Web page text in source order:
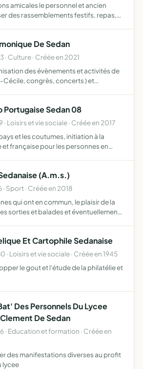
amicales le personnel et ancien
des rassemblements festifs, repas,
De Sedan
Culture · Créée en 2021
des évènements et activités de
Cécile, congrès, concerts ) et
Portugaise Sedan 08
Loisirs et vie sociale · Créée en 2017
et les coutumes, initiation à la
française pour les personnes en
(A.m.s.)
Sport · Créée en 2018
qui ont en commun, le plaisir de la
sorties et balades et éventuellement
Et Cartophile Sedanaise
Loisirs et vie sociale · Créée en 1945
le gout et l'étude de la philatélie et
Des Personnels Du Lycee
De Sedan
· Education et formation · Créée en
des manifestations diverses au profit
lycee